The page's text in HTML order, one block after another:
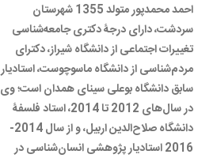
احمد محمدپور متولد 1355 شهرستان
سردشت، دارای درجۀ دکتری جامعه‌شناسی
تغییرات اجتماعی از دانشگاە شیراز، دکترای
مردم‌شناسی از دانشگاه ماسوچوست، استادیار
سابق دانشگاە بوعلی‌ سینای همدان است؛ وی
در سال‌های 2012 تا 2014، استاد فلسفۀ
دانشگاه صلاح‌الدین اربیل، و از سال 2014-
2016 استادیار پژوهشی انسان‌شناسی در